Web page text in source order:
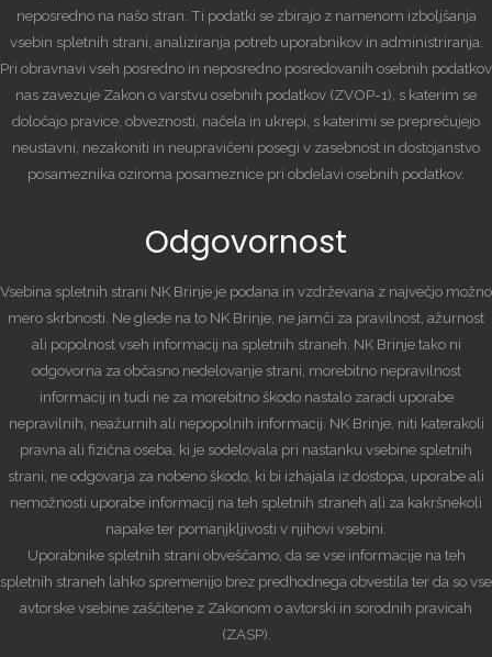
neposredno na našo stran. Ti podatki se zbirajo z namenom izboljšanja
vsebin spletnih strani, analiziranja potreb uporabnikov in administriranja.
Pri obravnavi vseh posredno in neposredno posredovanih osebnih podatkov
nas zavezuje Zakon o varstvu osebnih podatkov (ZVOP-1), s katerim se
določajo pravice, obveznosti, načela in ukrepi, s katerimi se preprečujejo
neustavni, nezakoniti in neupravičeni posegi v zasebnost in dostojanstvo
posameznika oziroma posameznice pri obdelavi osebnih podatkov.
Odgovornost
Vsebina spletnih strani NK Brinje je podana in vzdrževana z največjo možno
mero skrbnosti. Ne glede na to NK Brinje, ne jamči za pravilnost, ažurnost
ali popolnost vseh informacij na spletnih straneh. NK Brinje tako ni
odgovorna za občasno nedelovanje strani, morebitno nepravilnost
informacij in tudi ne za morebitno škodo nastalo zaradi uporabe
nepravilnih, neažurnih ali nepopolnih informacij. NK Brinje, niti katerakoli
pravna ali fizična oseba, ki je sodelovala pri nastanku vsebine spletnih
strani, ne odgovarja za nobeno škodo, ki bi izhajala iz dostopa, uporabe ali
nemožnosti uporabe informacij na teh spletnih straneh ali za kakršnekoli
napake ter pomanjkljivosti v njihovi vsebini.
Uporabnike spletnih strani obveščamo, da se vse informacije na teh
spletnih straneh lahko spremenijo brez predhodnega obvestila ter da so vse
avtorske vsebine zaščitene z Zakonom o avtorski in sorodnih pravicah
(ZASP).